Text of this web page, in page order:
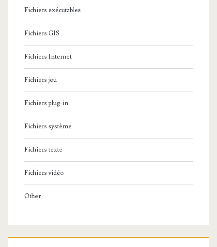
Fichiers exécutables
Fichiers GIS
Fichiers Internet
Fichiers jeu
Fichiers plug-in
Fichiers système
Fichiers texte
Fichiers vidéo
Other